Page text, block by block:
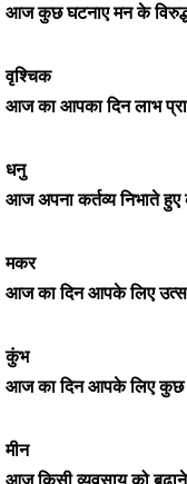
आज कुछ घटनाए मन के
वृश्चिक
आज का आपका दिन लाभ
धनु
आज अपना कर्तव्य निभाते
मकर
आज का दिन आपके लिए
कुंभ
आज का दिन आपके लिए कुछ
मीन